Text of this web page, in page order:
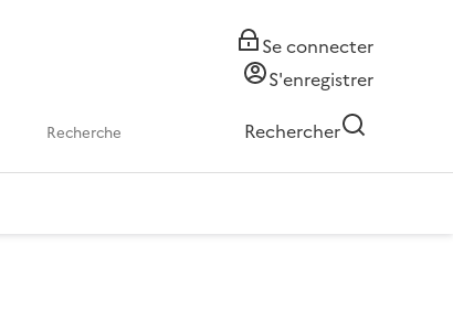
Se connecter
S'enregistrer
Rechercher